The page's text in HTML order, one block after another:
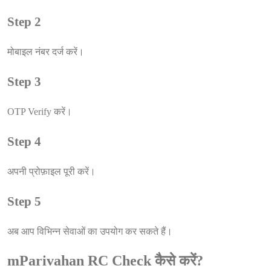
Step 2
मोबाइल नंबर दर्ज करें।
Step 3
OTP Verify करें।
Step 4
अपनी प्रोफ़ाइल पूरी करें।
Step 5
अब आप विभिन्न सेवाओं का उपयोग कर सकते हैं।
mParivahan RC Check कैसे करें?